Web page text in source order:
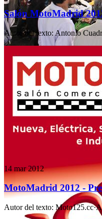
Salón MotoMadrid
Autor del texto: Antonio
14 mar 2012
MotoMadrid 2012 -
Autor del texto: Moto125.cc·